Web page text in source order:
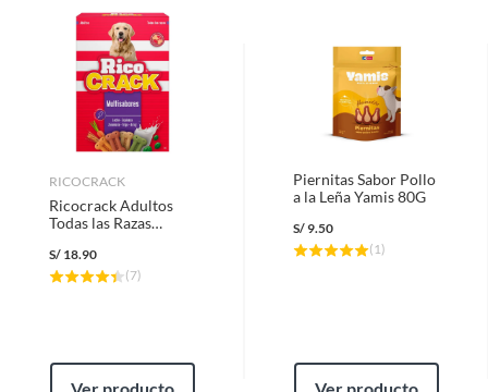
Camas para perro
RICOCRACK
Ricocrack Adultos
Todas las Razas
500gr
S/ 18.90
(7)
Ver producto
Piernitas Sabor Pollo
a la Leña Yamis 80G
S/9.50
( 1)
Ver producto